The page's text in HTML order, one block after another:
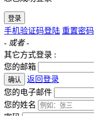
登录
手机验证码登陆 重置密码
- 或者 -
其它方式登录 :
您的邮箱
确认
返回登录
您的电子邮件
您的姓名